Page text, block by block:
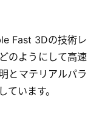
Fast 3Dの技術レ
のようにして高速
とマテリアルパラ
います。